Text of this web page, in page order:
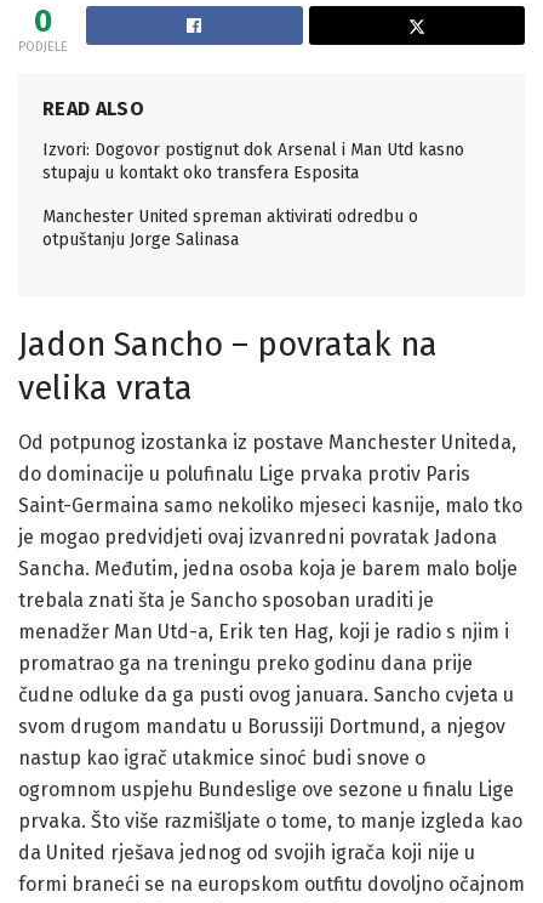
0
PODJELE
READ ALSO
Izvori: Dogovor postignut dok Arsenal i Man Utd kasno
stupaju u kontakt oko transfera Esposita
Manchester United spreman aktivirati odredbu o
otpuštanju Jorge Salinasa
Jadon Sancho – povratak na
velika vrata
Od potpunog izostanka iz postave Manchester Uniteda,
do dominacije u polufinalu Lige prvaka protiv Paris
Saint-Germaina samo nekoliko mjeseci kasnije, malo tko
je mogao predvidjeti ovaj izvanredni povratak Jadona
Sancha. Međutim, jedna osoba koja je barem malo bolje
trebala znati šta je Sancho sposoban uraditi je
menadžer Man Utd-a, Erik ten Hag, koji je radio s njim i
promatrao ga na treningu preko godinu dana prije
čudne odluke da ga pusti ovog januara. Sancho cvjeta u
svom drugom mandatu u Borussiji Dortmund, a njegov
nastup kao igrač utakmice sinoć budi snove o
ogromnom uspjehu Bundeslige ove sezone u finalu Lige
prvaka. Što više razmišljate o tome, to manje izgleda kao
da United rješava jednog od svojih igrača koji nije u
formi braneći se na europskom outfitu dovoljno očajnom